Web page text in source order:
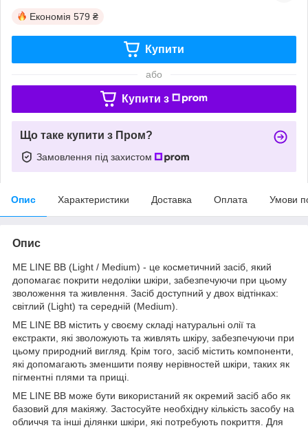
Економія 579 ₴
Купити
або
Купити з
Що таке купити з Пром?
Замовлення під захистом
Опис Характеристики Доставка Оплата Умови
Опис
ME LINE BB (Light / Medium) - це косметичний засіб, який
допомагає покрити недоліки шкіри, забезпечуючи при цьому
зволоження та живлення. Засіб доступний у двох відтінках:
світлий (Light) та середній (Medium).
ME LINE BB містить у своєму складі натуральні олії та
екстракти, які зволожують та живлять шкіру, забезпечуючи при
цьому природний вигляд. Крім того, засіб містить компоненти,
які допомагають зменшити появу нерівностей шкіри, таких як
пігментні плями та прищі.
ME LINE BB може бути використаний як окремий засіб або як
базовий для макіяжу. Застосуйте необхідну кількість засобу на
обличчя та інші ділянки шкіри, які потребують покриття. Для